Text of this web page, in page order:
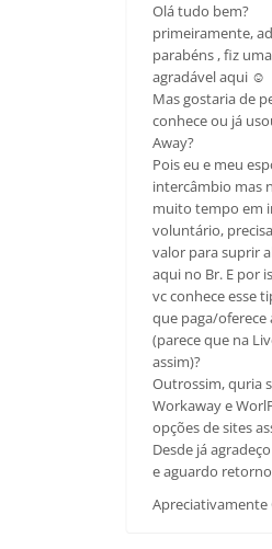
Olá tudo bem?
primeiramente,
parabéns , fiz
agradável aqui ☺
Mas gostaria de
conhece ou já
Away?
Pois eu e meu
intercâmbio mas
muito tempo em
voluntário,
valor para suprir
aqui no Br. E por
vc conhece esse
que paga/oferece
(parece que na
assim)?
Outrossim, quria
Workaway e
opções de sites
Desde já
e aguardo
Apreciativamente